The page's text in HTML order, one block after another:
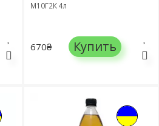
М10Г2К 4л
670₴ Купить